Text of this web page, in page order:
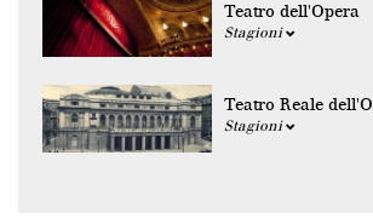
Teatro dell'Opera
Stagioni
Teatro Reale
Stagioni